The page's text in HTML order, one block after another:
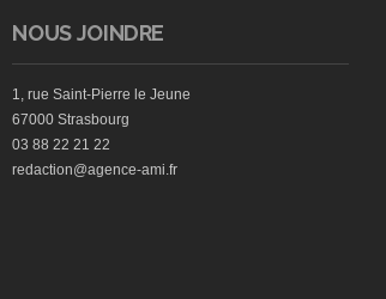
NOUS JOINDRE
1, rue Saint-Pierre le Jeune
67000 Strasbourg
03 88 22 21 22
redaction@agence-ami.fr